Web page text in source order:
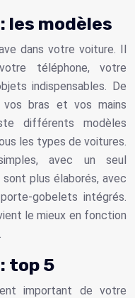
les modèles
dans votre voiture. Il
téléphone, votre
indispensables. De
bras et vos mains
différents modèles
les types de voitures.
avec un seul
plus élaborés, avec
gobelets intégrés.
le mieux en fonction
top 5
important de votre